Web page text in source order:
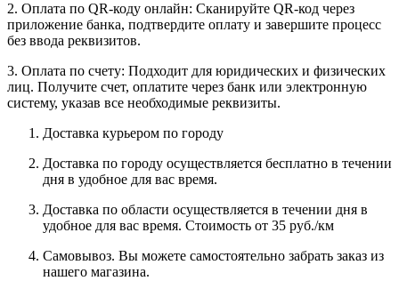
2. Оплата по QR-коду онлайн: Сканируйте QR-код через
приложение банка, подтвердите оплату и завершите процесс
без ввода реквизитов.
3. Оплата по счету: Подходит для юридических и физических
лиц. Получите счет, оплатите через банк или электронную
систему, указав все необходимые реквизиты.
Доставка курьером по городу
Доставка по городу осуществляется бесплатно в течении
дня в удобное для вас время.
Доставка по области осуществляется в течении дня в
удобное для вас время. Стоимость от 35 руб./км
Самовывоз. Вы можете самостоятельно забрать заказ из
нашего магазина.